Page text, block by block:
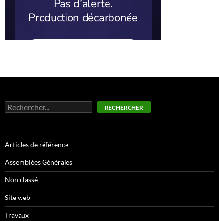
Rechercher RECHERCHER
Articles de référence
Assemblées Générales
Non classé
Site web
Travaux